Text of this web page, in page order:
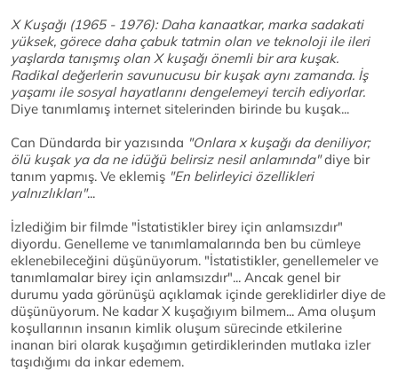
X Kuşağı (1965 - 1976): Daha kanaatkar, marka sadakati
yüksek, görece daha çabuk tatmin olan ve teknoloji ile ileri
yaşlarda tanışmış olan X kuşağı önemli bir ara kuşak.
Radikal değerlerin savunucusu bir kuşak aynı zamanda. İş
yaşamı ile sosyal hayatlarını dengelemeyi tercih ediyorlar.
Diye tanımlamış internet sitelerinden birinde bu kuşak...
Can Dündarda bir yazısında "Onlara x kuşağı da deniliyor;
ölü kuşak ya da ne idüğü belirsiz nesil anlamında"diye bir
tanım yapmış. Ve eklemiş "En belirleyici özellikleri
yalnızlıkları"...
İzlediğim bir filmde "İstatistikler birey için anlamsızdır"
diyordu. Genelleme ve tanımlamalarında ben bu cümleye
eklenebileceğini düşünüyorum. "İstatistikler, genellemeler ve
tanımlamalar birey için anlamsızdır"... Ancak genel bir
durumu yada görünüşü açıklamak içinde gereklidirler diye de
düşünüyorum. Ne kadar X kuşağıyım bilmem... Ama oluşum
koşullarının insanın kimlik oluşum sürecinde etkilerine
inanan biri olarak kuşağımın getirdiklerinden mutlaka izler
taşıdığımı da inkar edemem.